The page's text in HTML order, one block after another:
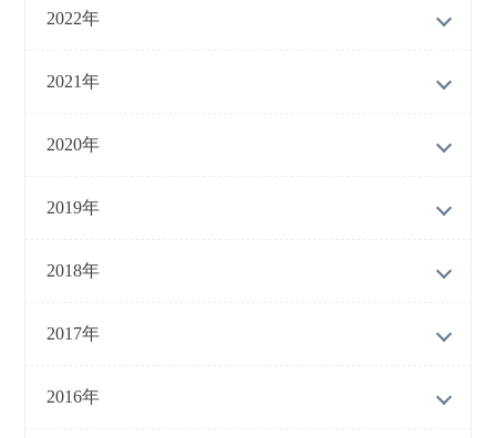
2022年
2021年
2020年
2019年
2018年
2017年
2016年